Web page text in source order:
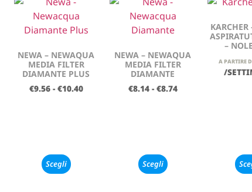
NEWA – NEWAQUA
MEDIA FILTER
DIAMANTE PLUS
€9.56 - €10.40
Scegli
NEWA – NEWAQUA
MEDIA FILTER
DIAMANTE
€8.14 - €8.74
Scegli
–
A PARTIRE
/